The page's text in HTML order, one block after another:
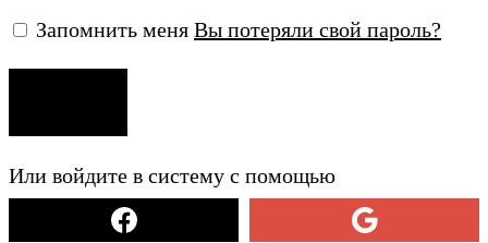
Запомнить меня Вы потеряли свой пароль?
Или войдите в систему с помощью